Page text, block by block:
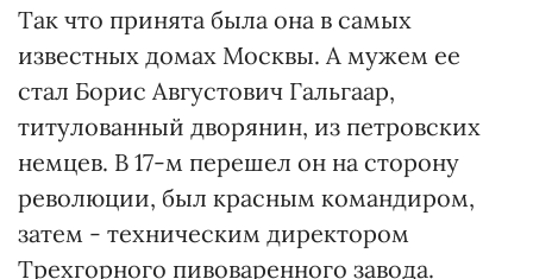
Так что принята была она в самых
известных домах Москвы. А мужем ее
стал Борис Августович Гальгаар,
титулованный дворянин, из петровских
немцев. В 17-м перешел он на сторону
революции, был красным командиром,
затем - техническим директором
Трехгорного пивоваренного завода.